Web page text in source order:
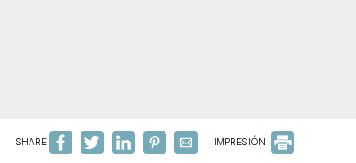
SHARE IMPRESIÓN